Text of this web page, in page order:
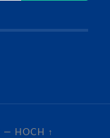
— HOCH ↑